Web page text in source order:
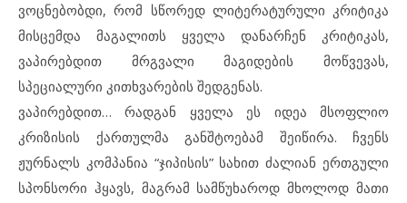
ვოცნებობდი, რომ სწორედ ლიტერატურული კრიტიკა
მისცემდა მაგალითს ყველა დანარჩენ კრიტიკას,
ვაპირებდით მრგვალი მაგიდების მოწვევას,
სპეციალური კითხვარების შედგენას.
ვაპირებდით… რადგან ყველა ეს იდეა მსოფლიო
კრიზისის ქართულმა განშტოებამ შეიწირა. ჩვენს
ჟურნალს კომპანია “ჯიპისის” სახით ძალიან ერთგული
სპონსორი ჰყავს, მაგრამ სამწუხაროდ მხოლოდ მათი